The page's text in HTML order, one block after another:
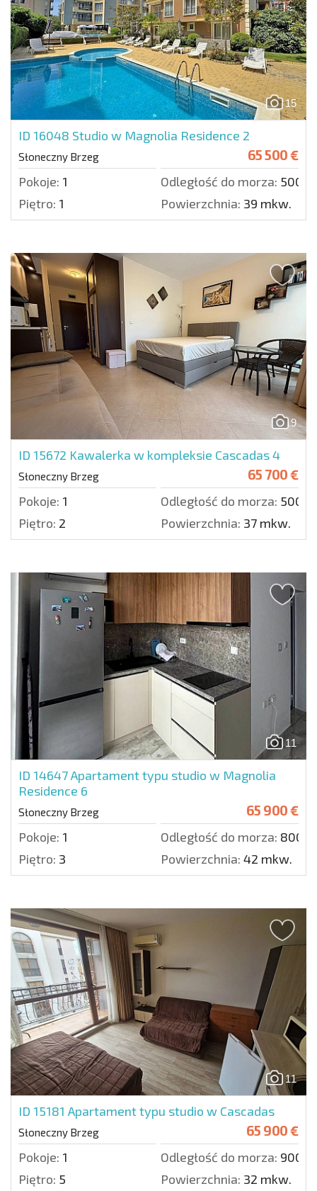
15
ID 16048 Studio w Magnolia Residence 2
Słoneczny Brzeg 65 500 €
Pokoje: 1 Odległość do morza: 500
Piętro: 1 Powierzchnia: 39 mkw.
9
ID 15672 Kawalerka w kompleksie Cascadas 4
Słoneczny Brzeg 65 700 €
Pokoje: 1 Odległość do morza: 500
Piętro: 2 Powierzchnia: 37 mkw.
11
ID 14647Apartament typu studio w Magnolia
Residence 6
Słoneczny Brzeg 65 900 €
Pokoje: 1 Odległość do morza: 800
Piętro: 3 Powierzchnia: 42 mkw.
11
ID 15181 Apartament typu studio w Cascadas
Słoneczny Brzeg 65 900 €
Pokoje: 1 Odległość do morza: 900
Piętro: 5 Powierzchnia: 32 mkw.